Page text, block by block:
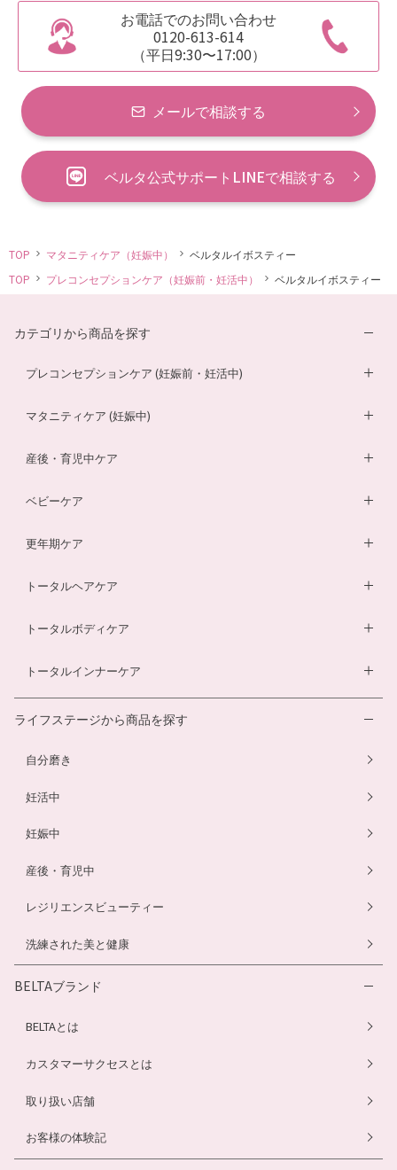
お電話でのお問い合わせ
0120-613-614
（平日9:30〜17:00）
メールで相談する
ベルタ公式サポートLINEで相談する
TOP マタニティケア（妊娠中）
ベルタルイボスティー
TOP
プレコンセプションケア（妊娠前・妊活中） ベルタルイボスティー
カテゴリから商品を探す
プレコンセプションケア (妊娠前・妊活中)
妊活サプリ
酵素ドリンク
温活シルク腹巻き
マタニティケア (妊娠中)
葉酸サプリ
産後・育児中ケア
DHA・EPAサプリ
ルイボスティー
離乳食サービス
幼児食サービス
骨盤ベルト
ベビーケア
ベビーオイル
更年期ケア
薬用入浴剤
トータルヘアケア
ヘアローション
ヘアカラートリートメント
トータルボディケア
ダイエットサプリ
酵素ドリンク
トータルインナーケア
ライフステージから商品を探す
自分磨き
妊活中
妊娠中
産後・育児中
レジリエンスビューティー
洗練された美と健康
BELTAブランド
BELTAとは
カスタマーサクセスとは
取り扱い店舗
お客様の体験記